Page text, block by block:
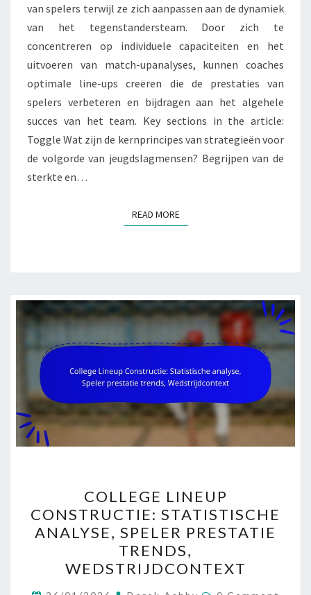
van spelers terwijl ze zich aanpassen aan de dynamiek
van het tegenstandersteam. Door zich te
concentreren op individuele capaciteiten en het
uitvoeren van match-upanalyses, kunnen coaches
optimale line-ups creëren die de prestaties van
spelers verbeteren en bijdragen aan het algehele
succes van het team. Key sections in the article:
Toggle Wat zijn de kernprincipes van strategieën voor
de volgorde van jeugdslagmensen? Begrijpen van de
sterkte en…
READ MOREREAD MORE
LINEUP
CONSTRUCTIE:
STATISTISCHE
ANALYSE,
SPELER
COLLEGE LINEUP
CONSTRUCTIE: STATISTISCHE
ANALYSE, SPELER PRESTATIE
TRENDS,
WEDSTRIJDCONTEXT
Comments